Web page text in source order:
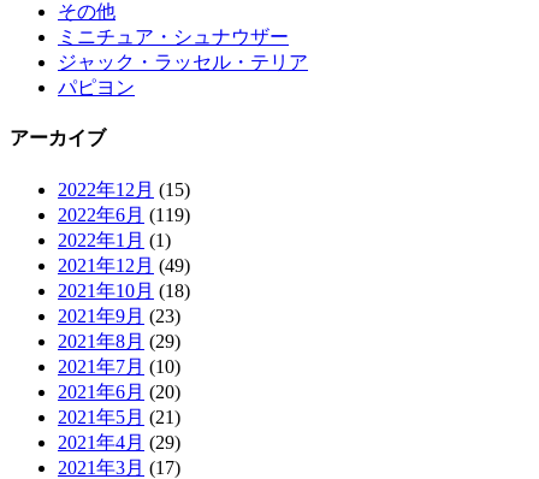
その他
ミニチュア・シュナウザー
ジャック・ラッセル・テリア
パピヨン
アーカイブ
2022年12月 (15)
2022年6月 (119)
2022年1月 (1)
2021年12月 (49)
2021年10月 (18)
2021年9月 (23)
2021年8月 (29)
2021年7月 (10)
2021年6月 (20)
2021年5月 (21)
2021年4月 (29)
2021年3月 (17)